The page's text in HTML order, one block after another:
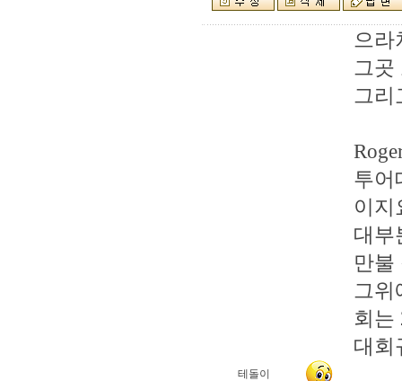
테돌이
으라
그곳
그리
투어
이지
대부
만불
그위
회는
대회